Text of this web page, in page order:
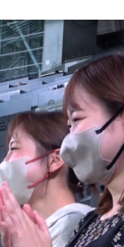
ー
利用規約